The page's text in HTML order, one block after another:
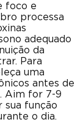
foco e
processa
adequado
da
Para
uma
antes de
Aim for 7-9
sua função
o dia.